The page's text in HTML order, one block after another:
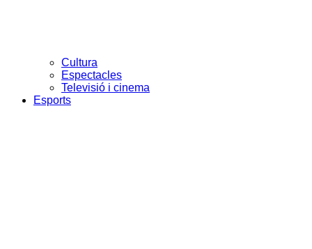
Cultura
Espectacles
Televisió i cinema
Esports